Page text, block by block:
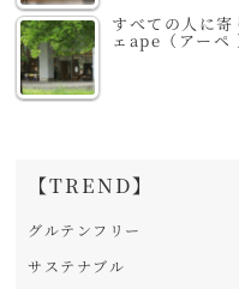
すべての人に
ェape（アーペ
【TREND】
グルテンフリー
サステナブル